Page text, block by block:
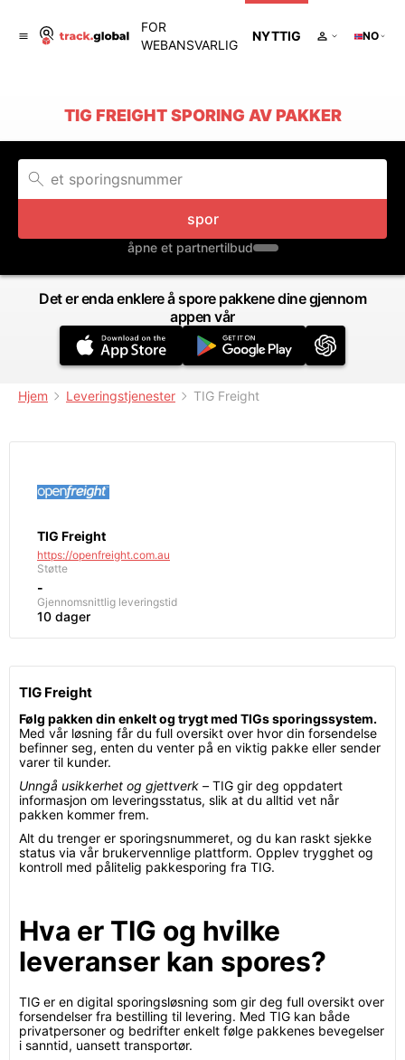
FOR
WEBANSVARLIG
NYTTIG NO
TIG FREIGHT SPORING AV PAKKER
spor
åpne et partnertilbud
Det er enda enklere å spore pakkene dine gjennom
appen vår
Hjem Leveringstjenester TIG Freight
TIG Freight
https://openfreight.com.au
Støtte
-
Gjennomsnittlig leveringstid
10 dager
TIG Freight
Følg pakken din enkelt og trygt med TIGs sporingssystem.
Med vår løsning får du full oversikt over hvor din forsendelse
befinner seg, enten du venter på en viktig pakke eller sender
varer til kunder.
Unngå usikkerhet og gjettverk – TIG gir deg oppdatert
informasjon om leveringsstatus, slik at du alltid vet når
pakken kommer frem.
Alt du trenger er sporingsnummeret, og du kan raskt sjekke
status via vår brukervennlige plattform. Opplev trygghet og
kontroll med pålitelig pakkesporing fra TIG.
Hva er TIG og hvilke
leveranser kan spores?
TIG er en digital sporingsløsning som gir deg full oversikt over
forsendelser fra bestilling til levering. Med TIG kan både
privatpersoner og bedrifter enkelt følge pakkenes bevegelser
i sanntid, uansett transportør.